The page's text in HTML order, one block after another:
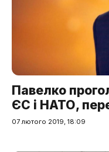
Павелко
ЄС і НАТО,
07 лютого 2019, 18:09